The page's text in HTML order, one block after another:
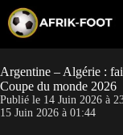
p
o
c
o
Argentine – Algérie :
Coupe du monde 2026
Publié le 14 Juin 2026 à
15 Juin 2026 à 01:44